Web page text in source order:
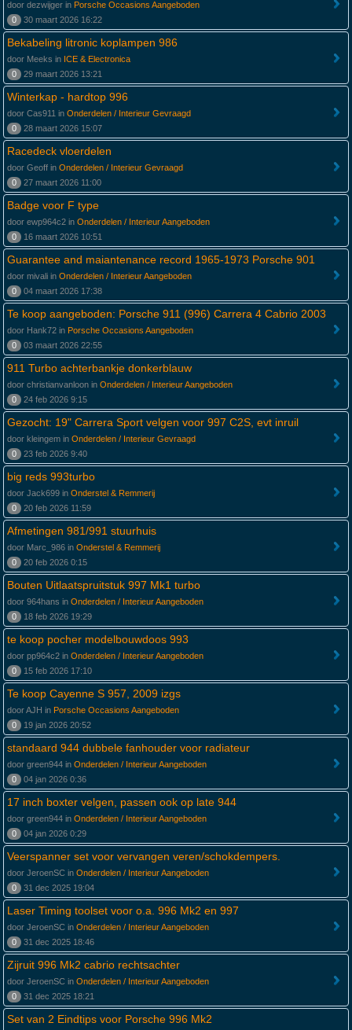
door dezwijger in Porsche Occasions Aangeboden
0
30 maart 2026 16:22
Bekabeling litronic koplampen 986
door Meeks in ICE & Electronica
0
29 maart 2026 13:21
Winterkap - hardtop 996
door Cas911 in Onderdelen / Interieur Gevraagd
0
28 maart 2026 15:07
Racedeck vloerdelen
door Geoff in Onderdelen / Interieur Gevraagd
0
27 maart 2026 11:00
Badge voor F type
door ewp964c2 in Onderdelen / Interieur Aangeboden
0
16 maart 2026 10:51
Guarantee and maiantenance record 1965-1973 Porsche 901
door mivali in Onderdelen / Interieur Aangeboden
0
04 maart 2026 17:38
Te koop aangeboden: Porsche 911 (996) Carrera 4 Cabrio 2003
door Hank72 in Porsche Occasions Aangeboden
0
03 maart 2026 22:55
911 Turbo achterbankje donkerblauw
door christianvanloon in Onderdelen / Interieur Aangeboden
0
24 feb 2026 9:15
Gezocht: 19" Carrera Sport velgen voor 997 C2S, evt inruil
door kleingem in Onderdelen / Interieur Gevraagd
0
23 feb 2026 9:40
big reds 993turbo
door Jack699 in Onderstel & Remmerij
0
20 feb 2026 11:59
Afmetingen 981/991 stuurhuis
door Marc_986 in Onderstel & Remmerij
0
20 feb 2026 0:15
Bouten Uitlaatspruitstuk 997 Mk1 turbo
door 964hans in Onderdelen / Interieur Aangeboden
0
18 feb 2026 19:29
te koop pocher modelbouwdoos 993
door pp964c2 in Onderdelen / Interieur Aangeboden
0
15 feb 2026 17:10
Te koop Cayenne S 957, 2009 izgs
door AJH in Porsche Occasions Aangeboden
0
19 jan 2026 20:52
standaard 944 dubbele fanhouder voor radiateur
door green944 in Onderdelen / Interieur Aangeboden
0
04 jan 2026 0:36
17 inch boxter velgen, passen ook op late 944
door green944 in Onderdelen / Interieur Aangeboden
0
04 jan 2026 0:29
Veerspanner set voor vervangen veren/schokdempers.
door JeroenSC in Onderdelen / Interieur Aangeboden
0
31 dec 2025 19:04
Laser Timing toolset voor o.a. 996 Mk2 en 997
door JeroenSC in Onderdelen / Interieur Aangeboden
0
31 dec 2025 18:46
Zijruit 996 Mk2 cabrio rechtsachter
door JeroenSC in Onderdelen / Interieur Aangeboden
0
31 dec 2025 18:21
Set van 2 Eindtips voor Porsche 996 Mk2